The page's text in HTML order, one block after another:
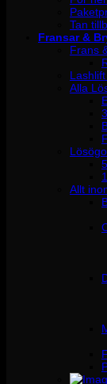
Tan
Fransar &
Frans
Alla
Allt